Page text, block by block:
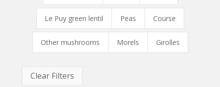
Le Puy green lentil Peas Course
Other mushrooms Morels Girolles
Clear Filters